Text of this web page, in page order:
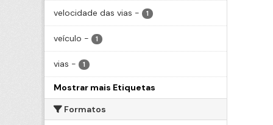
velocidade das vias - 1
veículo - 1
vias - 1
Mostrar mais Etiquetas
Formatos